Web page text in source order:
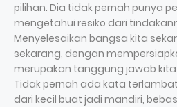
pilihan. Dia tidak pernah punya
mengetahui resiko dari
Menyelesaikan bangsa kita
sekarang, dengan
merupakan tanggung jawab
Tidak pernah ada kata
dari kecil buat jadi mandiri,